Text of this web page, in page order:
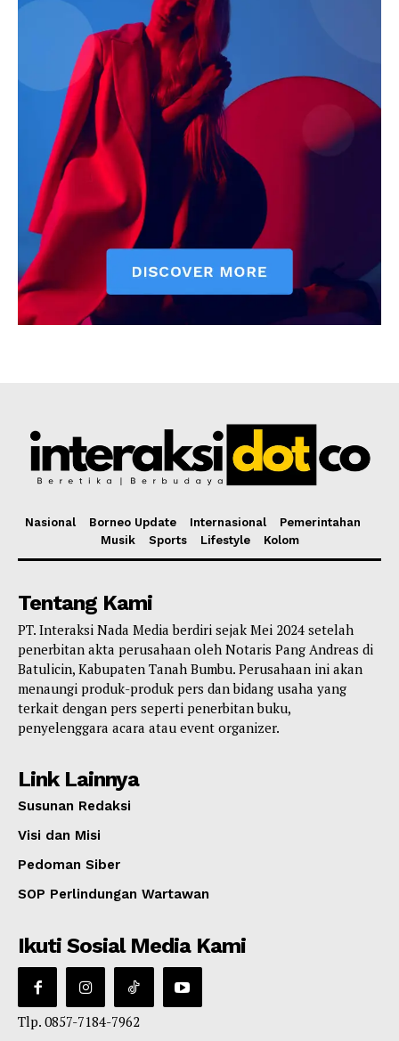
Nasional Borneo Update Internasional
Pemerintahan
Musik
Sports Lifestyle Kolom
Tentang Kami
PT. Interaksi Nada Media berdiri sejak Mei 2024 setelah
penerbitan akta perusahaan oleh Notaris Pang Andreas di
Batulicin, Kabupaten Tanah Bumbu. Perusahaan ini akan
menaungi produk-produk pers dan bidang usaha yang
terkait dengan pers seperti penerbitan buku,
penyelenggara acara atau event organizer.
Link Lainnya
Susunan Redaksi
Visi dan Misi
Pedoman Siber
SOP Perlindungan Wartawan
Ikuti Sosial Media Kami
Tlp. 0857-7184-7962